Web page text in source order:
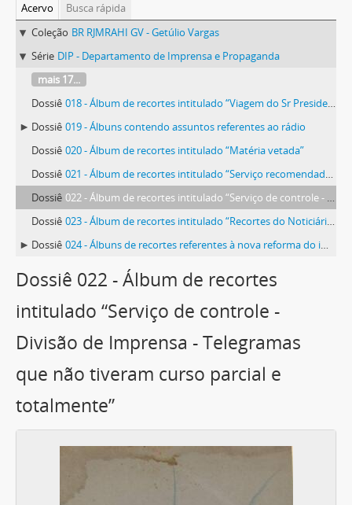
Acervo
Busca rápida
Coleção BR RJMRAHI GV - Getúlio Vargas
Série DIP - Departamento de Imprensa e Propaganda
mais 17...
Dossiê 018 - Álbum de recortes intitulado “Viagem do Sr Presidente da República a São Paulo”
Dossiê 019 - Álbuns contendo assuntos referentes ao rádio
Dossiê 020 - Álbum de recortes intitulado “Matéria vetada”
Dossiê 021 - Álbum de recortes intitulado “Serviço recomendado - entrevistas, artigos, tópicos e reportagens distribuídos pelo D.I.P”
Dossiê 022 - Álbum de recortes intitulado “Serviço de controle - Divisão de Imprensa - Telegramas que não tiveram curso parcial e totalmente”
Dossiê 023 - Álbum de recortes intitulado “Recortes do Noticiário referente à criação dos novos territórios federais”
Dossiê 024 - Álbuns de recortes referentes à nova reforma do imposto sobre a renda
Dossiê 022 - Álbum de recortes
intitulado “Serviço de controle -
Divisão de Imprensa - Telegramas
que não tiveram curso parcial e
totalmente”